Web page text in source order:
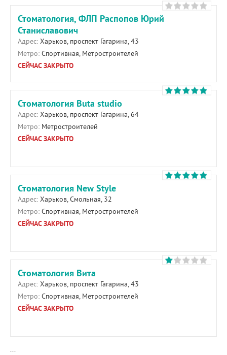
Стоматология, ФЛП Распопов Юрий
Станиславович
Адрес: Харьков, проспект Гагарина, 43
Метро: Спортивная, Метростроителей
СЕЙЧАС ЗАКРЫТО
Стоматология Buta studio
Адрес: Харьков, проспект Гагарина, 64
Метро: Метростроителей
СЕЙЧАС ЗАКРЫТО
Стоматология New Style
Адрес: Харьков, Смольная, 32
Метро: Спортивная, Метростроителей
СЕЙЧАС ЗАКРЫТО
Стоматология Вита
Адрес: Харьков, проспект Гагарина, 43
Метро: Спортивная, Метростроителей
СЕЙЧАС ЗАКРЫТО
...